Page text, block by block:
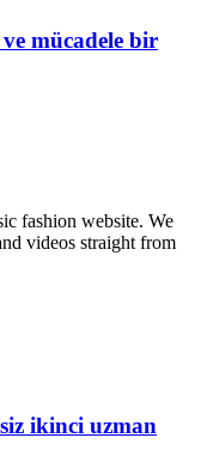
mücadele bir
fashion website. We
videos straight from
ikinci uzman